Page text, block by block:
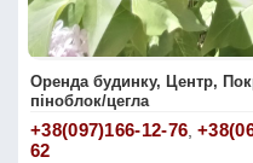
Оренда будинку, Центр,
піноблок/цегла
+38(097)166-12-76,
62